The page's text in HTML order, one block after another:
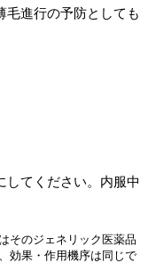
毛進行の予防としても
してください。内服中
そのジェネリック医薬品
効果・作用機序は同じで